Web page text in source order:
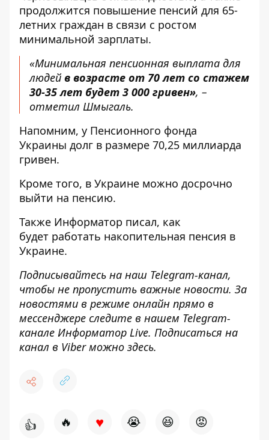
продолжится повышение пенсий для 65-
летних граждан в связи с ростом
минимальной зарплаты.
«Минимальная пенсионная выплата для
людей в возрасте от 70 лет со стажем
30-35 лет будет 3 000 гривен», –
отметил Шмыгаль.
Напомним, у Пенсионного фонда
Украины долг в размере 70,25 миллиарда
гривен.
Кроме того, в Украине можно досрочно
выйти на пенсию.
Также Информатор писал, как
будет работать накопительная пенсия в
Украине.
Подписывайтесь на наш Telegram-канал,
чтобы не пропустить важные новости. За
новостями в режиме онлайн прямо в
мессенджере следите в нашем Telegram-
канале Информатор Live. Подписаться на
канал в Viber можно здесь.
👍 🔥 ♥ 😭 😆 😡